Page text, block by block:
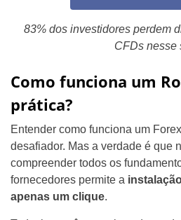
83% dos investidores perdem
CFDs nesse
Como funciona um
prática?
Entender como funciona um
desafiador. Mas a verdade é que
compreender todos os
fornecedores permite a
apenas um clique.